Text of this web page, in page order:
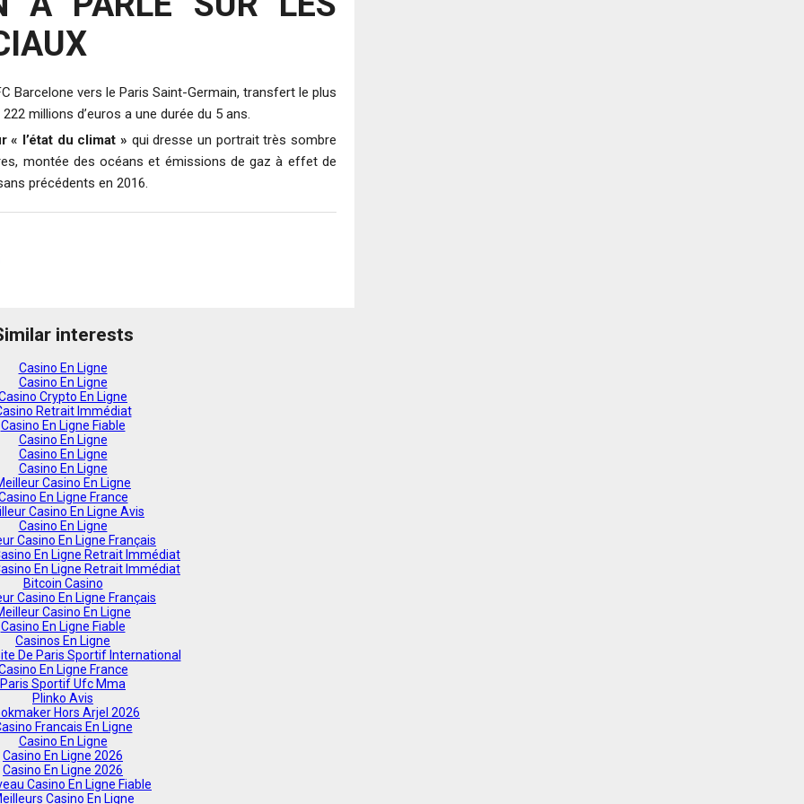
Barcelone vers le Paris Saint-Germain, transfert le plus
millions d’euros a une durée du 5 ans.
« l’état du climat » qui dresse un portrait très sombre
montée des océans et émissions de gaz à effet de
précédents en 2016.
interests
Casino En Ligne
Casino En Ligne
Crypto En Ligne
Retrait Immédiat
Casino En Ligne Fiable
Casino En Ligne
Casino En Ligne
Casino En Ligne
Casino En Ligne
En Ligne France
Casino En Ligne Avis
Casino En Ligne
Casino En Ligne Français
En Ligne Retrait Immédiat
En Ligne Retrait Immédiat
Bitcoin Casino
Casino En Ligne Français
Casino En Ligne
Casino En Ligne Fiable
Casinos En Ligne
De Paris Sportif International
En Ligne France
Paris Sportif Ufc Mma
Plinko Avis
Hors Arjel 2026
Francais En Ligne
Casino En Ligne
Casino En Ligne 2026
Casino En Ligne 2026
Casino En Ligne Fiable
Casino En Ligne